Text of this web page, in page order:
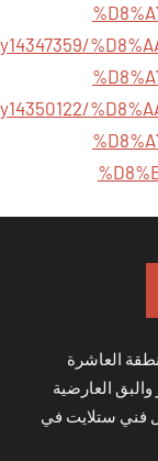
العارضية
فني ستلايت في